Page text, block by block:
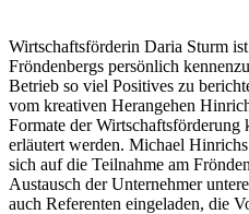
Wirtschaftsförderin Daria Sturm
Fröndenbergs persönlich
Betrieb so viel Positives zu
vom kreativen Herangehen
Formate der Wirtschaftsförderung
erläutert werden. Michael
sich auf die Teilnahme am
Austausch der Unternehmer
auch Referenten eingeladen, die